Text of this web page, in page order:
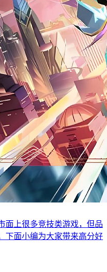
面上很多竞技类游戏，但品
下面小编为大家带来高分好